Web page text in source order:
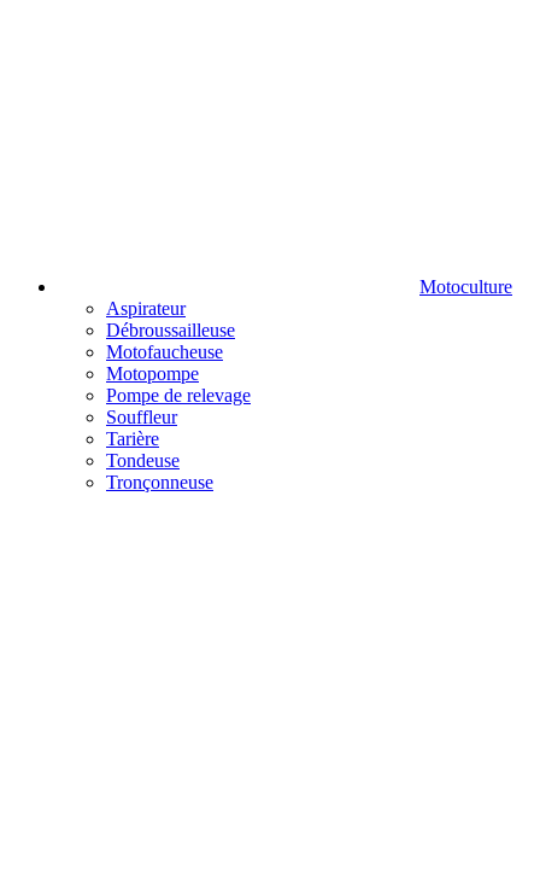
Motoculture
Aspirateur
Débroussailleuse
Motofaucheuse
Motopompe
Pompe de relevage
Souffleur
Tarière
Tondeuse
Tronçonneuse